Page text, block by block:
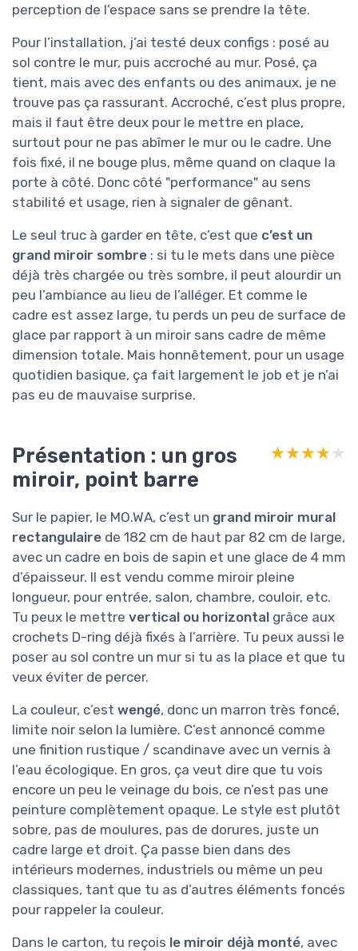
perception de l’espace sans se prendre la tête.
Pour l’installation, j’ai testé deux configs : posé au
sol contre le mur, puis accroché au mur. Posé, ça
tient, mais avec des enfants ou des animaux, je ne
trouve pas ça rassurant. Accroché, c’est plus propre,
mais il faut être deux pour le mettre en place,
surtout pour ne pas abîmer le mur ou le cadre. Une
fois fixé, il ne bouge plus, même quand on claque la
porte à côté. Donc côté "performance" au sens
stabilité et usage, rien à signaler de gênant.
Le seul truc à garder en tête, c’est que c’est un
grand miroir sombre : si tu le mets dans une pièce
déjà très chargée ou très sombre, il peut alourdir un
peu l’ambiance au lieu de l’alléger. Et comme le
cadre est assez large, tu perds un peu de surface de
glace par rapport à un miroir sans cadre de même
dimension totale. Mais honnêtement, pour un usage
quotidien basique, ça fait largement le job et je n’ai
pas eu de mauvaise surprise.
Présentation : un gros
miroir, point barre
★★★★★
★★★★★
Sur le papier, le MO.WA, c’est un grand miroir mural
rectangulaire de 182 cm de haut par 82 cm de large,
avec un cadre en bois de sapin et une glace de 4 mm
d’épaisseur. Il est vendu comme miroir pleine
longueur, pour entrée, salon, chambre, couloir, etc.
Tu peux le mettre vertical ou horizontal grâce aux
crochets D-ring déjà fixés à l’arrière. Tu peux aussi le
poser au sol contre un mur si tu as la place et que tu
veux éviter de percer.
La couleur, c’est wengé, donc un marron très foncé,
limite noir selon la lumière. C’est annoncé comme
une finition rustique / scandinave avec un vernis à
l’eau écologique. En gros, ça veut dire que tu vois
encore un peu le veinage du bois, ce n’est pas une
peinture complètement opaque. Le style est plutôt
sobre, pas de moulures, pas de dorures, juste un
cadre large et droit. Ça passe bien dans des
intérieurs modernes, industriels ou même un peu
classiques, tant que tu as d’autres éléments foncés
pour rappeler la couleur.
Dans le carton, tu reçois le miroir déjà monté, avec